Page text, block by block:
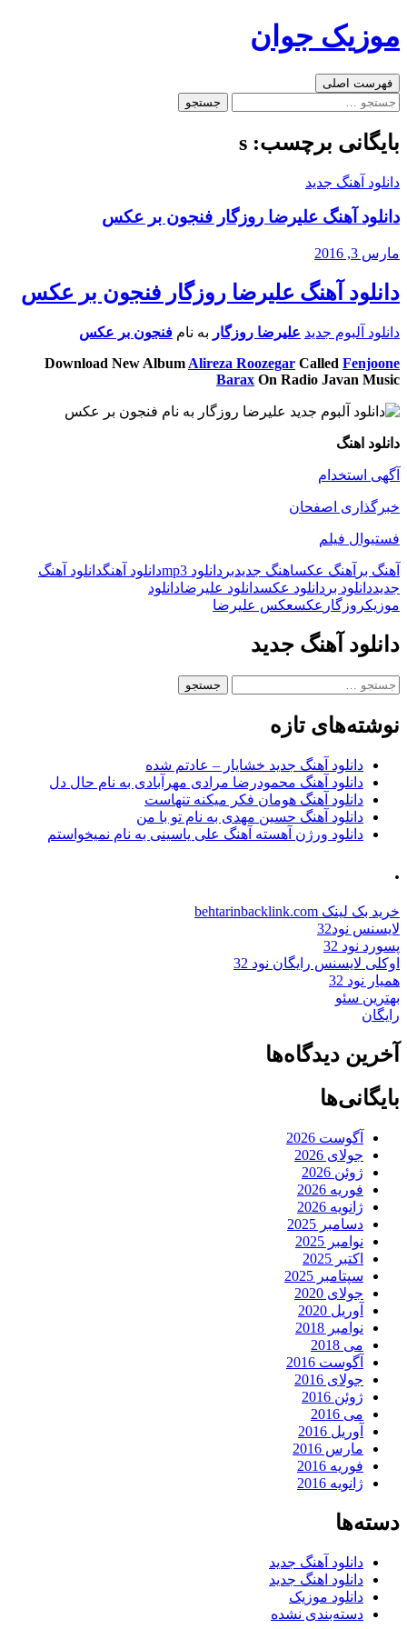
به
موزیک جوان
جست‌وجو
فهرست اصلی
جستجو
بایگانی برچسب: s
دانلود آهنگ جدید
دانلود آهنگ علیرضا روزگار فنجون بر عکس
مارس 3, 2016
دانلود آهنگ علیرضا روزگار فنجون بر عکس
دانلود آلبوم جدید علیرضا روزگار به نام فنجون بر عکس
Download New Album Alireza Roozegar Called Fenjoone
Barax On Radio Javan Music
دانلود اهنگ
آگهی استخدام
خبرگذاری اصفحان
فستیوال فیلم
آهنگ بر آهنگ عکساهنگ جدیدبر دانلود mp3 دانلود آهنگدانلود آهنگ
جدیددانلود بر دانلود عکسدانلود علیرضادانلود
موزیکروزگار عکسعکس علیرضا
دانلود آهنگ جدید
جستجو
نوشته‌های تازه
دانلود آهنگ جدید خشایار – عادتم شده
دانلود آهنگ محمودرضا مرادی مهرآبادی به نام حال دل
دانلود آهنگ هومان فکر میکنه تنهاست
دانلود آهنگ حسین مهدی به نام تو با من
دانلود ورژن آهسته آهنگ علی یاسینی به نام نمیخواستم
.
خرید بک لینک behtarinbacklink.com
لایسنس نود32
پسورد نود 32
اوکلی لایسنس رایگان نود 32
همیار نود 32
بهترین سئو
رایگان
آخرین دیدگاه‌ها
بایگانی‌ها
آگوست 2026
جولای 2026
ژوئن 2026
فوریه 2026
ژانویه 2026
دسامبر 2025
نوامبر 2025
اکتبر 2025
سپتامبر 2025
جولای 2020
آوریل 2020
نوامبر 2018
می 2018
آگوست 2016
جولای 2016
ژوئن 2016
می 2016
آوریل 2016
مارس 2016
فوریه 2016
ژانویه 2016
دسته‌ها
دانلود آهنگ جدید
دانلود اهنگ جدید
دانلود موزیک
دسته‌بندی نشده